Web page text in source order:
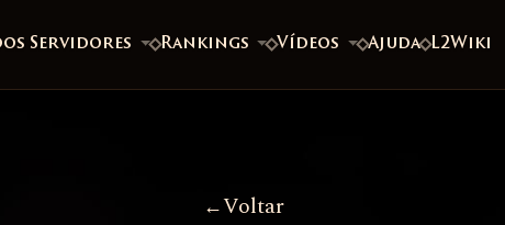
Servidores Rankings Vídeos Ajuda L2Wiki
Voltar